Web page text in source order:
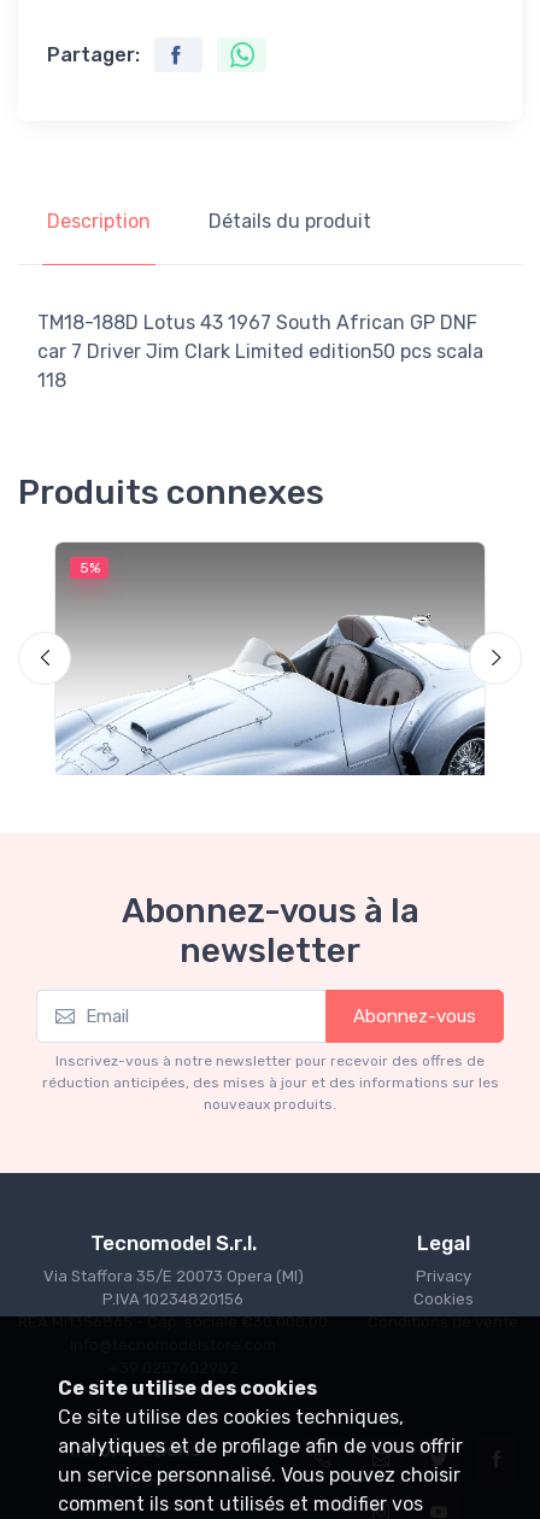
Partager:
Description Détails du produit
TM18-188D Lotus 43 1967 South African GP DNF
car 7 Driver Jim Clark Limited edition50 pcs scala
118
Produits connexes
5%
Mythos Collection 1-18
Ferrari 166 MM Abarth Metallic Silver Press
€227.05 €239.00
Abonnez-vous à la
newsletter
Abonnez-vous
Inscrivez-vous à notre newsletter pour recevoir des offres de
réduction anticipées, des mises à jour et des informations sur les
nouveaux produits.
Tecnomodel S.r.l.
Via Staffora 35/E 20073 Opera (MI)
P.IVA 10234820156
REA MI1356865 - Cap. sociale €30.000,00
Legal
Privacy
Cookies
Conditions de vente
Informations
Livraison
Points de vente
Ce site utilise des cookies
Ce site utilise des cookies techniques,
analytiques et de profilage afin de vous offrir
un service personnalisé. Vous pouvez choisir
comment ils sont utilisés et modifier vos